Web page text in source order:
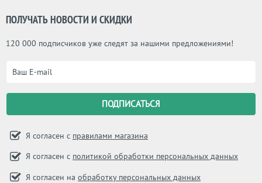
ПОЛУЧАТЬ НОВОСТИ И СКИДКИ
120 000 подписчиков уже следят за нашими предложениями!
Я согласен с правилами магазина
Я согласен с политикой обработки персональных данных
Я согласен на обработку персональных данных